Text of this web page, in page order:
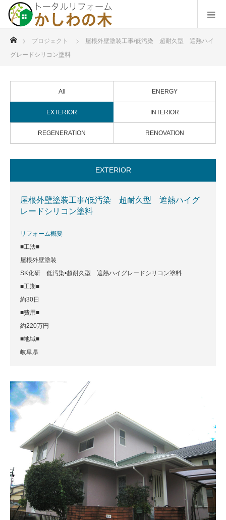
プロジェクト
屋根外壁塗装工事/低汚染 超耐久型 遮熱ハイ
グレードシリコン塗料
All ENERGY
EXTERIOR INTERIOR
REGENERATION RENOVATION
EXTERIOR
屋根外壁塗装工事/低汚染 超耐久型 遮熱ハイグ
レードシリコン塗料
リフォーム概要
■工法■
屋根外壁塗装
SK化研 低汚染•超耐久型 遮熱ハイグレードシリコン塗料
■工期■
約30日
■費用■
約220万円
■地域■
岐阜県